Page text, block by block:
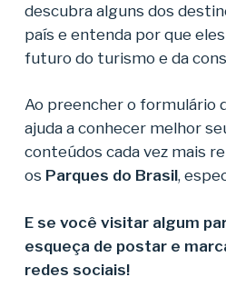
descubra alguns dos
país e entenda por que
futuro do turismo e da
Ao preencher o formulário
ajuda a conhecer melhor
conteúdos cada vez mais
os Parques do Brasil,
E se você visitar algum
esqueça de postar e
redes sociais!